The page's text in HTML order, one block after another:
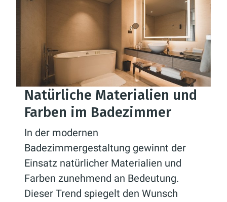
Natürliche Materialien und
Farben im Badezimmer
In der modernen
Badezimmergestaltung gewinnt der
Einsatz natürlicher Materialien und
Farben zunehmend an Bedeutung.
Dieser Trend spiegelt den Wunsch